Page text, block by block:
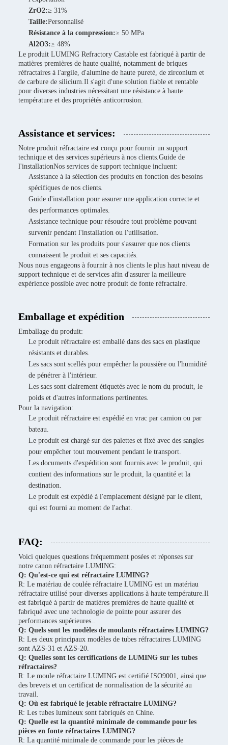
ZrO2:≥ 31%
Taille:Personnalisé
Résistance à la compression:≥ 50 MPa
Al2O3:≥ 48%
Le produit LUMING Refractory Castable est fabriqué à partir de
matières premières de haute qualité, notamment de briques
réfractaires à l'argile, d'alumine de haute pureté, de zirconium et
de carbure de silicium.Il s'agit d'une solution fiable et rentable
pour diverses industries nécessitant une résistance à haute
température et des propriétés anticorrosion.
Assistance et services:
Notre produit réfractaire est conçu pour fournir un support
technique et des services supérieurs à nos clients.Guide de
l'installationNos services de support technique incluent:
Assistance à la sélection des produits en fonction des besoins
spécifiques de nos clients.
Guide d'installation pour assurer une application correcte et
des performances optimales.
Assistance technique pour résoudre tout problème pouvant
survenir pendant l'installation ou l'utilisation.
Formation sur les produits pour s'assurer que nos clients
connaissent le produit et ses capacités.
Nous nous engageons à fournir à nos clients le plus haut niveau de
support technique et de services afin d'assurer la meilleure
expérience possible avec notre produit de fonte réfractaire.
Emballage et expédition
Emballage du produit:
Le produit réfractaire est emballé dans des sacs en plastique
résistants et durables.
Les sacs sont scellés pour empêcher la poussière ou l'humidité
de pénétrer à l'intérieur.
Les sacs sont clairement étiquetés avec le nom du produit, le
poids et d'autres informations pertinentes.
Pour la navigation:
Le produit réfractaire est expédié en vrac par camion ou par
bateau.
Le produit est chargé sur des palettes et fixé avec des sangles
pour empêcher tout mouvement pendant le transport.
Les documents d'expédition sont fournis avec le produit, qui
contient des informations sur le produit, la quantité et la
destination.
Le produit est expédié à l'emplacement désigné par le client,
qui est fourni au moment de l'achat.
FAQ:
Voici quelques questions fréquemment posées et réponses sur
notre canon réfractaire LUMING:
Q: Qu'est-ce qui est réfractaire LUMING?
R: Le matériau de coulée réfractaire LUMING est un matériau
réfractaire utilisé pour diverses applications à haute température.Il
est fabriqué à partir de matières premières de haute qualité et
fabriqué avec une technologie de pointe pour assurer des
performances supérieures..
Q: Quels sont les modèles de moulants réfractaires LUMING?
R: Les deux principaux modèles de tubes réfractaires LUMING
sont AZS-31 et AZS-20.
Q: Quelles sont les certifications de LUMING sur les tubes
réfractaires?
R: Le moule réfractaire LUMING est certifié ISO9001, ainsi que
des brevets et un certificat de normalisation de la sécurité au
travail.
Q: Où est fabriqué le jetable réfractaire LUMING?
R: Les tubes lumineux sont fabriqués en Chine.
Q: Quelle est la quantité minimale de commande pour les
pièces en fonte réfractaires LUMING?
R: La quantité minimale de commande pour les pièces de